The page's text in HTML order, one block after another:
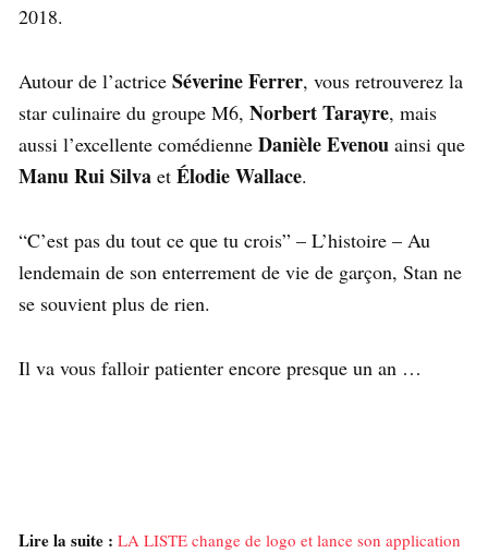
2018.
Autour de l’actrice Séverine Ferrer, vous retrouverez la
star culinaire du groupe M6, Norbert Tarayre, mais
aussi l’excellente comédienne Danièle Evenou ainsi que
Manu Rui Silva et Élodie Wallace.
“C’est pas du tout ce que tu crois” – L’histoire – Au
lendemain de son enterrement de vie de garçon, Stan ne
se souvient plus de rien.
Il va vous falloir patienter encore presque un an …
Lire la suite : LA LISTE change de logo et lance son application